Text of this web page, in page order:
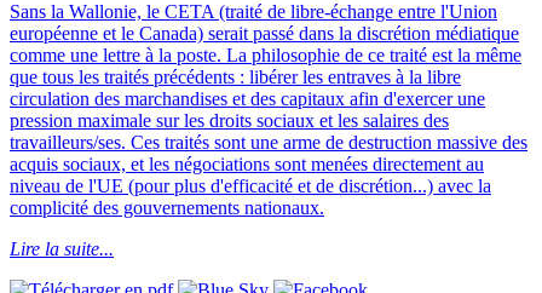
Sans la Wallonie, le CETA (traité de libre-échange entre l'Union
européenne et le Canada) serait passé dans la discrétion médiatique
comme une lettre à la poste. La philosophie de ce traité est la même
que tous les traités précédents : libérer les entraves à la libre
circulation des marchandises et des capitaux afin d'exercer une
pression maximale sur les droits sociaux et les salaires des
travailleurs/ses. Ces traités sont une arme de destruction massive des
acquis sociaux, et les négociations sont menées directement au
niveau de l'UE (pour plus d'efficacité et de discrétion...) avec la
complicité des gouvernements nationaux.
Lire la suite...